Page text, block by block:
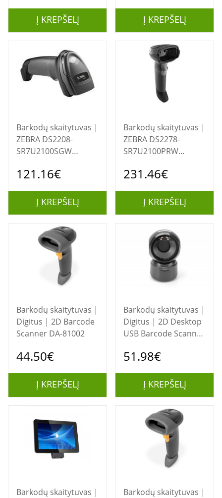
Į KREPŠELĮ Į KREPŠELĮ
Barkodų skaitytuvas |
ZEBRA DS2208-
SR7U2100SGW
121.16€
Į KREPŠELĮ
Barkodų skaitytuvas |
ZEBRA DS2278-
SR7U2100PRW
231.46€
Į KREPŠELĮ
Barkodų skaitytuvas |
Digitus | 2D Barcode
Scanner DA-81002
44.50€
Į KREPŠELĮ
Barkodų skaitytuvas |
Digitus | 2D Desktop
USB Barcode Scanner
51.98€
Į KREPŠELĮ
Barkodų skaitytuvas |
Barkodų skaitytuvas |